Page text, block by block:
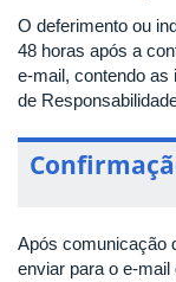
O deferimento ou
48 horas após a
e-mail, contendo as
de
Após comunicação
enviar para o e-mail